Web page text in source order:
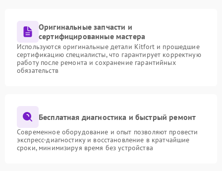
Оригинальные запчасти и
сертифицированные мастера
Используются оригинальные детали Kitfort и прошедшие
сертификацию специалисты, что гарантирует корректную
работу после ремонта и сохранение гарантийных
обязательств
Бесплатная диагностика и быстрый ремонт
Современное оборудование и опыт позволяют провести
экспресс-диагностику и восстановление в кратчайшие
сроки, минимизируя время без устройства